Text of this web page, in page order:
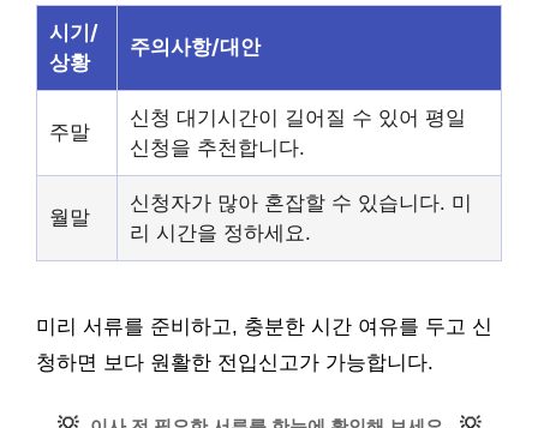
시기/
상황
주의사항/대안
주말
신청 대기시간이 길어질 수 있어 평일
신청을 추천합니다.
월말
신청자가 많아 혼잡할 수 있습니다. 미
리 시간을 정하세요.
미리 서류를 준비하고, 충분한 시간 여유를 두고 신
청하면 보다 원활한 전입신고가 가능합니다.